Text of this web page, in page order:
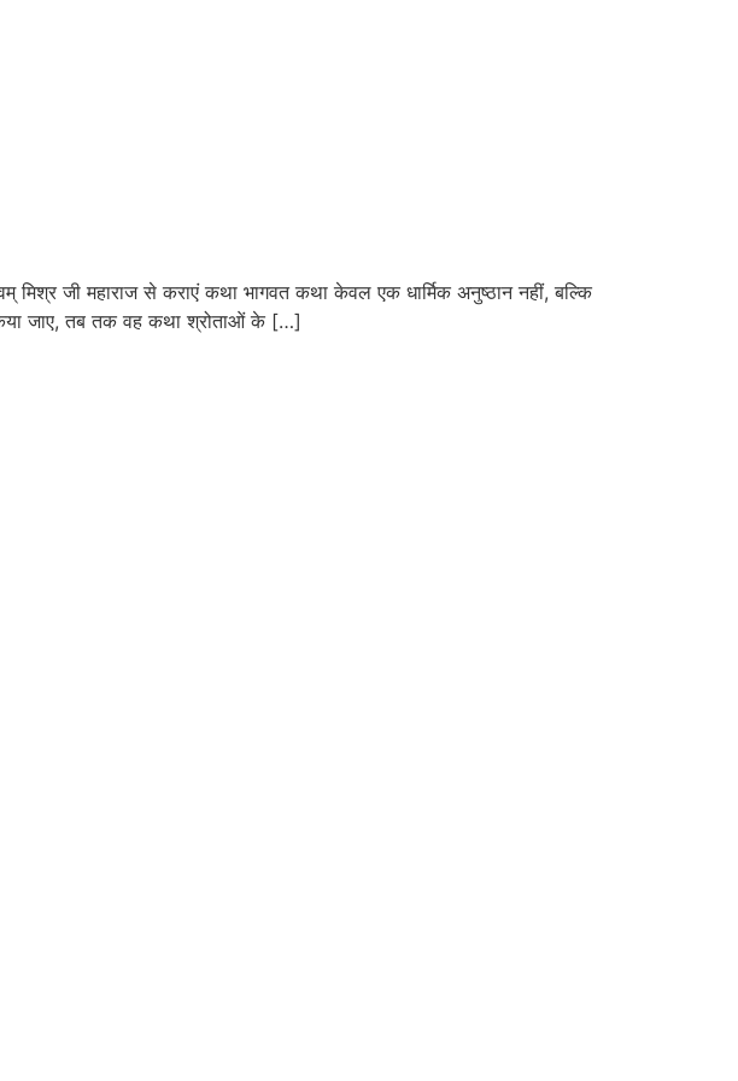
जी महाराज से कराएं कथा भागवत कथा केवल एक धार्मिक अनुष्ठान नहीं, बल्कि
जाए, तब तक वह कथा श्रोताओं के […]